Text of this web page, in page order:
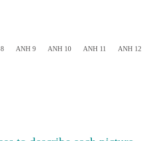
ANH 9 ANH 10 ANH 11 ANH 12